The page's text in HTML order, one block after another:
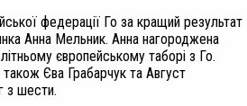
федерації Го за кращий результат
Анна Мельник. Анна нагороджена
європейському таборі з Го.
Єва Грабарчук та Август
з шести.